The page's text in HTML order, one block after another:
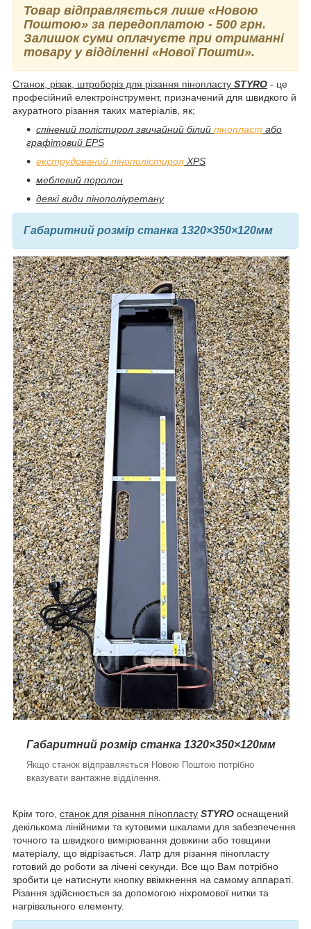
Товар відправляється лише «Новою
Поштою» за передоплатою - 500 грн.
Залишок суми оплачуєте при отриманні
товару у відділенні «Нової Пошти».
Станок, різак, штроборіз для різання пінопласту STYRO - це
професійний електроінструмент, призначений для швидкого й
акуратного різання таких матеріалів, як;
спінений полістирол звичайний білий пінопласт або
графітовий EPS
екструдований пінополістирол XPS
меблевий поролон
деякі види пінополіуретану
Габаритний розмір станка 1320×350×120мм
Габаритний розмір станка 1320×350×120мм
Якщо станок відправляється Новою Поштою потрібно
вказувати вантажне відділення.
Крім того, станок для різання пінопласту STYRO оснащений
декількома лінійними та кутовими шкалами для забезпечення
точного та швидкого вимірювання довжини або товщини
матеріалу, що відрізається. Латр для різання пінопласту
готовий до роботи за лічені секунди. Все що Вам потрібно
зробити це натиснути кнопку ввімкнення на самому аппараті.
Різання здійснюється за допомогою ніхромової нитки та
нагрівального елементу.